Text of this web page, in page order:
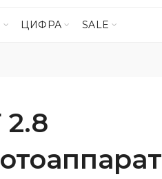
ЦИФРА SALE
2.8